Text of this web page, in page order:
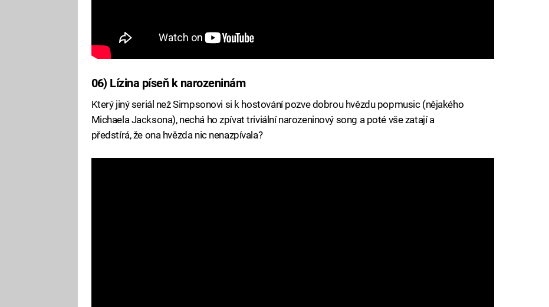
06) Lízina píseň k narozeninám
Který jiný seriál než Simpsonovi si k hostování pozve dobrou hvězdu popmusic (nějakého
Michaela Jacksona), nechá ho zpívat triviální narozeninový song a poté vše zatají a
předstírá, že ona hvězda nic nenazpívala?